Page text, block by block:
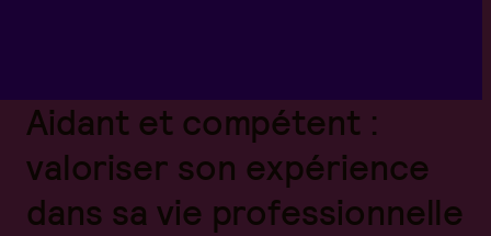
Aidant et compétent :
valoriser son expérience
dans sa vie professionnelle